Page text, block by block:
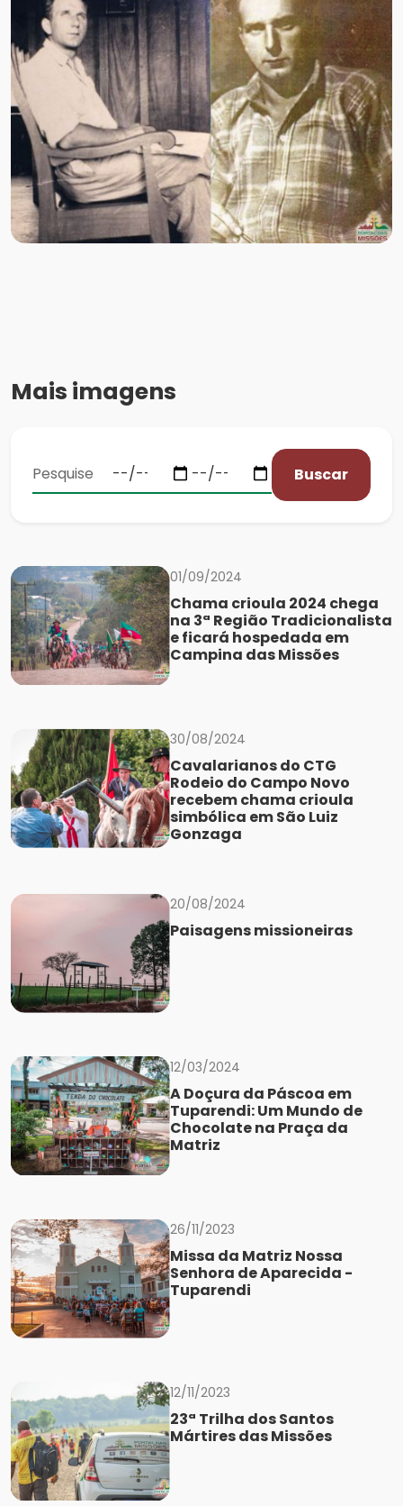
Mais imagens
Buscar
01/09/2024
Chama crioula 2024 chega
na 3ª Região Tradicionalista
e ficará hospedada em
Campina das Missões
30/08/2024
Cavalarianos do CTG
Rodeio do Campo Novo
recebem chama crioula
simbólica em São Luiz
Gonzaga
20/08/2024
Paisagens missioneiras
12/03/2024
A Doçura da Páscoa em
Tuparendi: Um Mundo de
Chocolate na Praça da
Matriz
26/11/2023
Missa da Matriz Nossa
Senhora de Aparecida -
Tuparendi
12/11/2023
23ª Trilha dos Santos
Mártires das Missões